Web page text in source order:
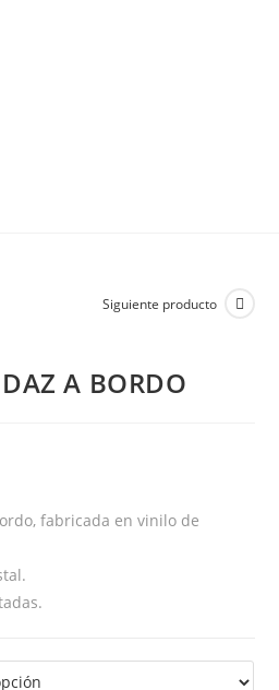
Siguiente producto
A BORDO
fabricada en vinilo de